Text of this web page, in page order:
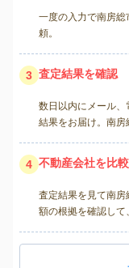
一度の入力で南房
頼。
3 査定結果を確認
数日以内にメール
結果をお届け。南房
4 不動産会社を比較
査定結果を見て南
額の根拠を確認して